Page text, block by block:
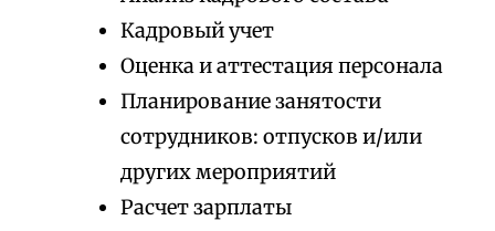
Кадровый учет
Оценка и аттестация персонала
Планирование занятости
сотрудников: отпусков и/или
других мероприятий
Расчет зарплаты